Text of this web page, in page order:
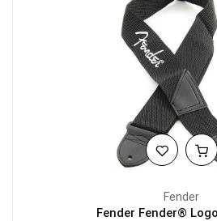
Fender
Fender Fender®